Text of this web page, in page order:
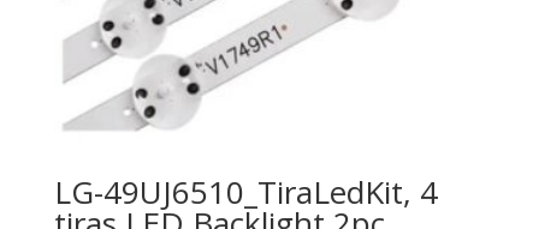
LG-49UJ6510_TiraLedKit, 4